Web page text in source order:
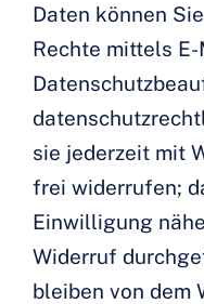
Daten können
Rechte mittels
sie jederzeit mit
frei widerrufen;
Einwilligung
Widerruf
bleiben von dem